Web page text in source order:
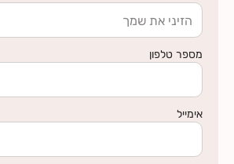
מספר טלפון
אימייל